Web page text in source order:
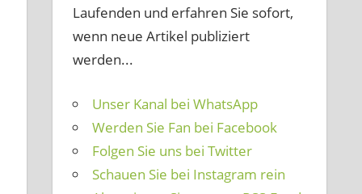
Laufenden und erfahren Sie sofort,
wenn neue Artikel publiziert
werden...
Unser Kanal bei WhatsApp
Werden Sie Fan bei Facebook
Folgen Sie uns bei Twitter
Schauen Sie bei Instagram rein